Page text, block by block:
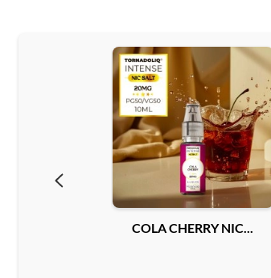
COLA CHERRY NIC...